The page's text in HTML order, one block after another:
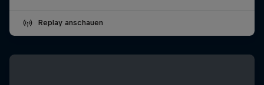
Replay anschauen